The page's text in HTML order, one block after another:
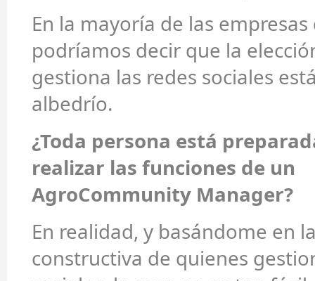
En la mayoría de las
podríamos decir que la
gestiona las redes sociales
albedrío.
¿Toda persona está
realizar las funciones de un
AgroCommunity Manager?
En realidad, y basándome en
constructiva de quienes